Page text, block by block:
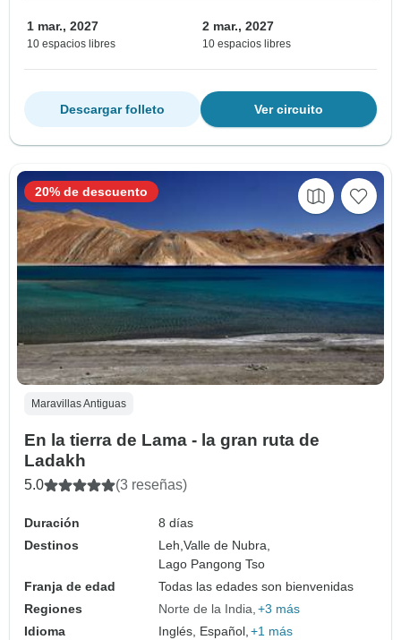
1 mar., 2027
10 espacios libres
2 mar., 2027
10 espacios libres
Ver circuito
Descargar folleto
Maravillas Antiguas
En la tierra de Lama - la gran ruta de
Ladakh
5.0 (3 reseñas)
Duración
8 días
Destinos
Leh,Valle de Nubra,
Lago Pangong Tso
Franja de edad
Todas las edades son bienvenidas
Regiones
Norte de la India +3 más
Idioma
Inglés, Español, +1 más
20% de descuento